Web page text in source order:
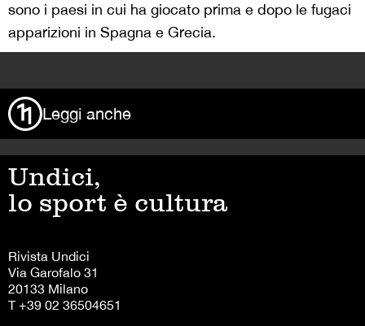
sono i paesi in cui ha giocato prima e dopo le fugaci
apparizioni in Spagna e Grecia.
Leggi anche
Undici,
lo sport è cultura
Rivista Undici
Via Garofalo 31
20133 Milano
T +39 02 36504651